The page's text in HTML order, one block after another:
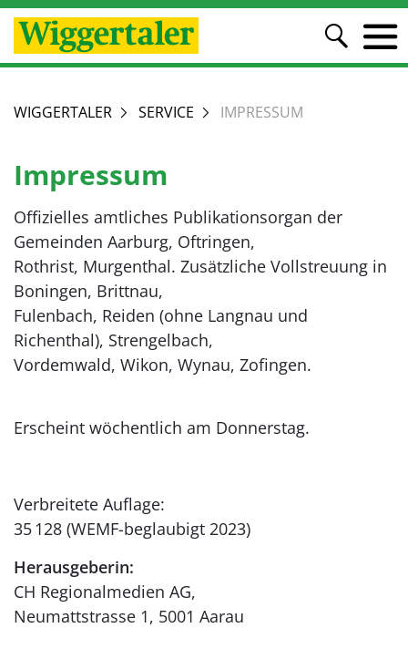
WIGGERTALER SERVICE IMPRESSUM
Impressum
Offizielles amtliches Publikationsorgan der
Gemeinden Aarburg, Oftringen,
Rothrist, Murgenthal. Zusätzliche Vollstreuung in
Boningen, Brittnau,
Fulenbach, Reiden (ohne Langnau und
Richenthal), Strengelbach,
Vordemwald, Wikon, Wynau, Zofingen.
Erscheint wöchentlich am Donnerstag.
Verbreitete Auflage:
35 128 (WEMF-beglaubigt 2023)
Herausgeberin:
CH Regionalmedien AG,
Neumattstrasse 1, 5001 Aarau